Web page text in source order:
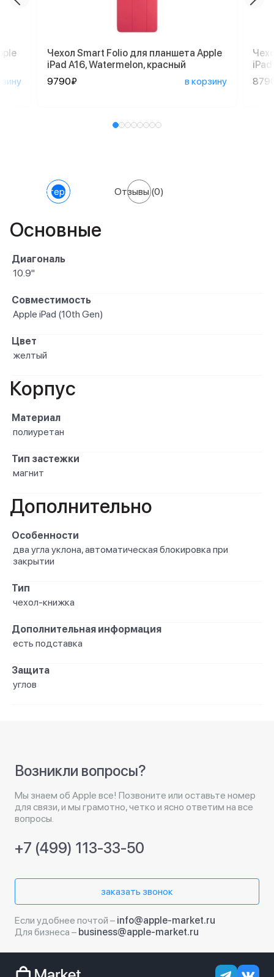
Чехол Smart Folio для планшета Apple
iPad A16, Watermelon, красный
9790₽
в корзину
Характеристики Отзывы(0)
Основные
Диагональ
10.9"
Совместимость
Apple iPad (10th Gen)
Цвет
желтый
Корпус
Материал
полиуретан
Тип застежки
магнит
Дополнительно
Особенности
два угла уклона, автоматическая блокировка при
закрытии
Тип
чехол-книжка
Дополнительная информация
есть подставка
Защита
углов
Возникли вопросы?
Мы знаем об Apple все! Позвоните или оставьте номер
для связи, и мы грамотно, четко и ясно ответим на все
вопросы.
+7 (499) 113-33-50
заказать звонок
Если удобнее почтой – info@apple-market.ru
Для бизнеса – business@apple-market.ru